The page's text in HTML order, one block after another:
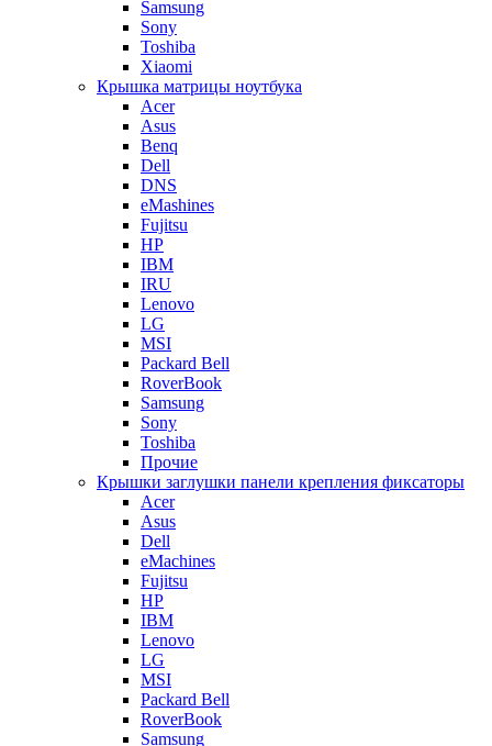
Samsung
Sony
Toshiba
Xiaomi
Крышка матрицы ноутбука
Acer
Asus
Benq
Dell
DNS
eMashines
Fujitsu
HP
IBM
IRU
Lenovo
LG
MSI
Packard Bell
RoverBook
Samsung
Sony
Toshiba
Прочие
Крышки заглушки панели крепления фиксаторы
Acer
Asus
Dell
eMachines
Fujitsu
HP
IBM
Lenovo
LG
MSI
Packard Bell
RoverBook
Samsung